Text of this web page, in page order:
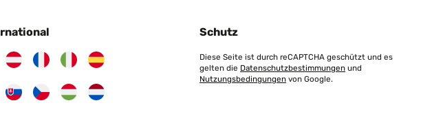
Schutz
Diese Seite ist durch reCAPTCHA geschützt und es
gelten die Datenschutzbestimmungen und
Nutzungsbedingungen von Google.